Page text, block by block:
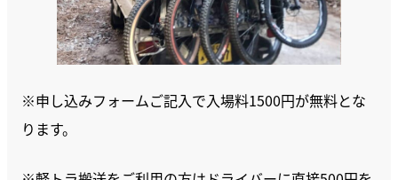
※申し込みフォームご記入で入場料1500円が無料とな
ります。